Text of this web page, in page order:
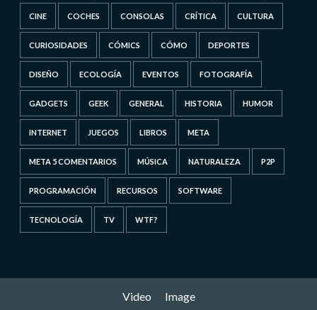
CINE COCHES CONSOLAS CRÍTICA CULTURA
CURIOSIDADES CÓMICS CÓMO DEPORTES
DISEÑO ECOLOGÍA EVENTOS FOTOGRAFÍA
GADGETS GEEK GENERAL HISTORIA HUMOR
INTERNET JUEGOS LIBROS META
META 5 COMENTARIOS MÚSICA NATURALEZA P2P
PROGRAMACIÓN RECURSOS SOFTWARE
TECNOLOGÍA TV WTF?
Video Image